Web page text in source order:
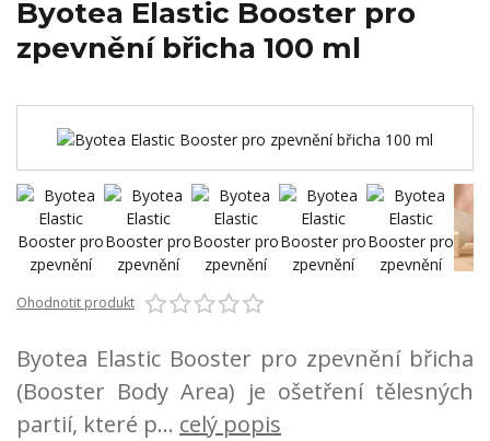
Byotea Elastic Booster pro
zpevnění břicha 100 ml
Ohodnotit produkt
Byotea Elastic Booster pro zpevnění břicha
(Booster Body Area) je ošetření tělesných
partií, které p... celý popis